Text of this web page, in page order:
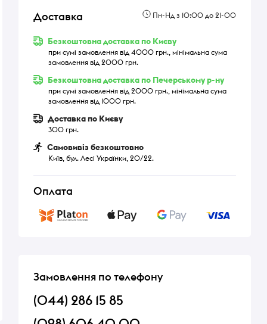
Доставка Пн-Нд з 10:00 до 21-00
Безкоштовна доставка по Києву
при сумі замовлення від 4000 грн., мінімальна сума
замовлення від 2000 грн.
Безкоштовна доставка по Печерському р-ну
при сумі замовлення від 2000 грн., мінімальна сума
замовлення від 1000 грн.
Доставка по Києву
300 грн.
Самовивіз безкоштовно
Київ, бул. Лесі Українки, 20/22.
Оплата
Замовлення по телефону
(044) 286 15 85